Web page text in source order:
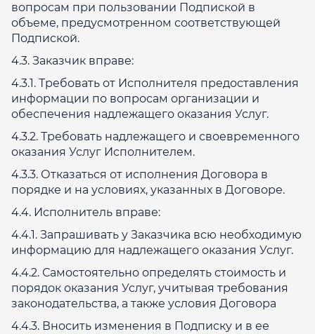
вопросам при пользовании Подпиской в
объеме, предусмотренном соответствующей
Подпиской.
4.3. Заказчик вправе:
4.3.1. Требовать от Исполнителя предоставления
информации по вопросам организации и
обеспечения надлежащего оказания Услуг.
4.3.2. Требовать надлежащего и своевременного
оказания Услуг Исполнителем.
4.3.3. Отказаться от исполнения Договора в
порядке и на условиях, указанных в Договоре.
4.4. Исполнитель вправе:
4.4.1. Запрашивать у Заказчика всю необходимую
информацию для надлежащего оказания Услуг.
4.4.2. Самостоятельно определять стоимость и
порядок оказания Услуг, учитывая требования
законодательства, а также условия Договора
4.4.3. Вносить изменения в Подписку и в ее